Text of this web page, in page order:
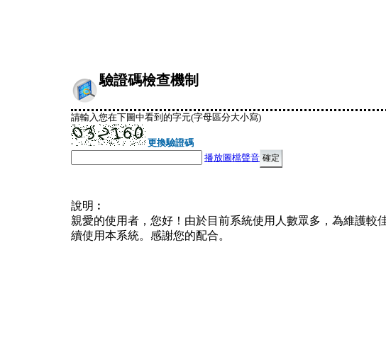
驗證碼檢查機制
請輸入您在下圖中看到的字元(字母區分大小寫)
更換驗證碼
播放圖檔聲音
說明︰
親愛的使用者，您好！由於目前系統使用人數眾多，為維護
續使用本系統。感謝您的配合。